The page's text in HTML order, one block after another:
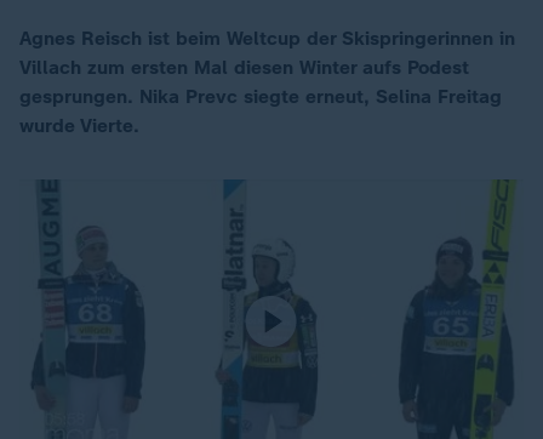
Agnes Reisch ist beim Weltcup der Skispringerinnen in
Villach zum ersten Mal diesen Winter aufs Podest
gesprungen. Nika Prevc siegte erneut, Selina Freitag
wurde Vierte.